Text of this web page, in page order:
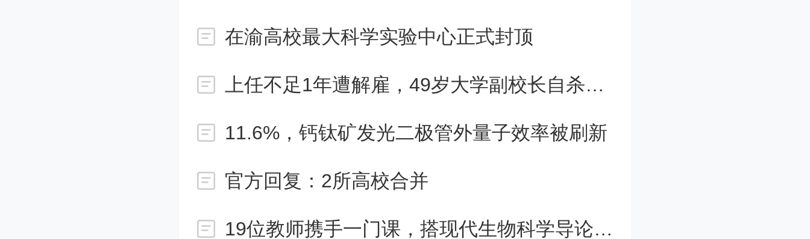
在渝高校最大科学实验中心正式封顶
上任不足1年遭解雇，49岁大学副校长自杀身亡
11.6%，钙钛矿发光二极管外量子效率被刷新
官方回复：2所高校合并
19位教师携手一门课，搭现代生物科学导论“精神骨架”